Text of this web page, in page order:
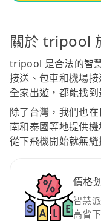
關於 tripool
tripool 是合法的智
接送、包車和機場
全家出遊，都能找到
除了台灣，我們也
南和泰國等地提供
從下飛機開始就無縫
價格
智慧
高省